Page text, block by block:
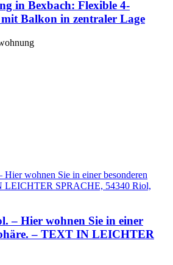
in Bexbach: Flexible 4-
Balkon in zentraler Lage
– Hier wohnen Sie in einer
– TEXT IN LEICHTER